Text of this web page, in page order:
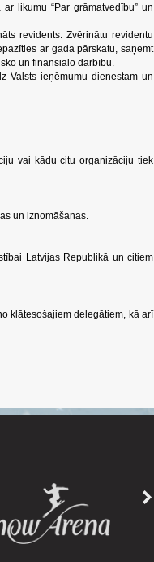
likumu “Par grāmatvedību” un
revidents. Zvērinātu revidentu
ar gada pārskatu, saņemt
un finansiālo darbību.
Valsts ieņēmumu dienestam un
vai kādu citu organizāciju tiek
un iznomāšanas.
Latvijas Republikā un citiem
klātesošajiem delegātiem, kā arī